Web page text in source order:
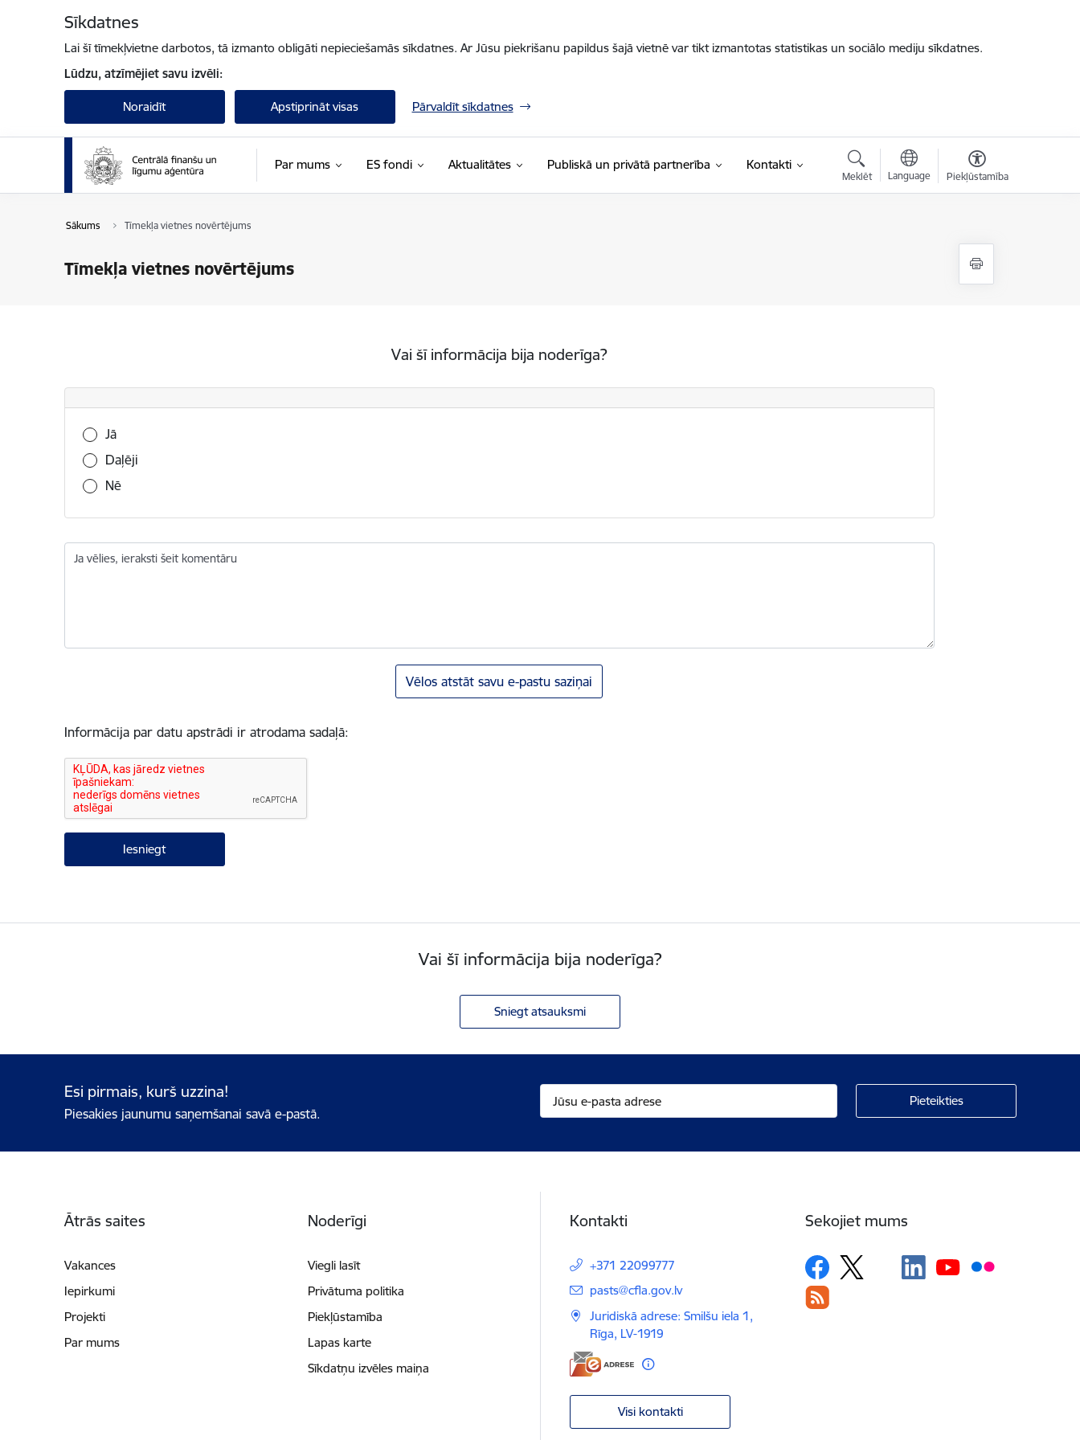
Sīkdatnes
Lai šī tīmekļvietne darbotos, tā izmanto obligāti nepieciešamās sīkdatnes. Ar Jūsu piekrišanu papildus šajā vietnē var tikt izmantotas statistikas un sociālo mediju sīkdatnes.
Lūdzu, atzīmējiet savu izvēli:
Noraidīt Apstiprināt visas Pārvaldīt sīkdatnes
Par mums ES fondi Aktualitātes Publiskā un privātā partnerība Kontakti
Meklēt Language Piekļūstamība
Sākums Tīmekļa vietnes novērtējums
Tīmekļa vietnes novērtējums
Vai šī informācija bija noderīga?
Vai šī informācija bija noderīga?
Jā
Daļēji
Nē
Ja vēlies, ieraksti šeit komentāru
Vēlos atstāt savu e-pastu saziņai
Informācija par datu apstrādi ir atrodama sadaļā:
Vai šī informācija bija noderīga?
Sniegt atsauksmi
Esi pirmais, kurš uzzina!
Piesakies jaunumu saņemšanai savā e-pastā.
Ātrās saites
Vakances
Iepirkumi
Projekti
Par mums
Noderīgi
Viegli lasīt
Privātuma politika
Piekļūstamība
Lapas karte
Sīkdatņu izvēles maiņa
Kontakti
+371 22099777
E-pasts:
pasts@cfla.gov.lv
Juridiskā adrese: Smilšu iela 1,
Rīga, LV-1919
Visi kontakti
Sekojiet mums